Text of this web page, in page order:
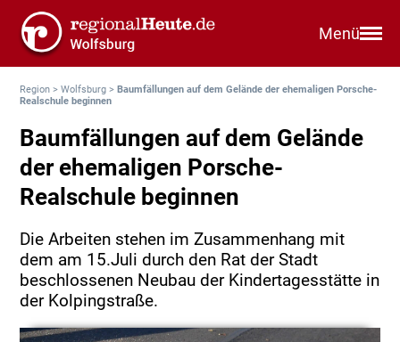
Menü
Region >Wolfsburg >Baumfällungen auf dem Gelände der ehemaligen Porsche-
Realschule beginnen
Baumfällungen auf dem Gelände
der ehemaligen Porsche-
Realschule beginnen
Die Arbeiten stehen im Zusammenhang mit
dem am 15.Juli durch den Rat der Stadt
beschlossenen Neubau der Kindertagesstätte in
der Kolpingstraße.